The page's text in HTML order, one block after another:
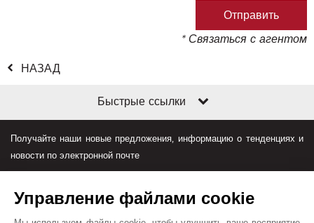
* Связаться с агентом
НАЗАД
Быстрые ссылки
Получайте наши новые предложения, информацию о тенденциях и
новости по электронной почте
Управление файлами cookie